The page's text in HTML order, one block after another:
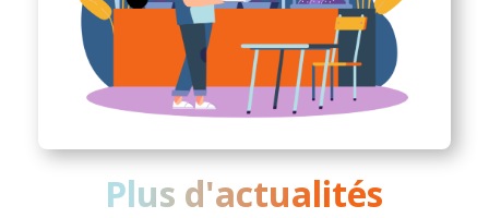
Plus d'actualités